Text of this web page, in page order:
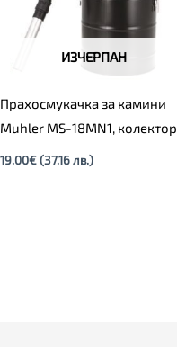
ИЗЧЕРПАН
Прахосмукачка за камини
Muhler MS-18MN1, колектор
19.00€ (37.16 лв.)